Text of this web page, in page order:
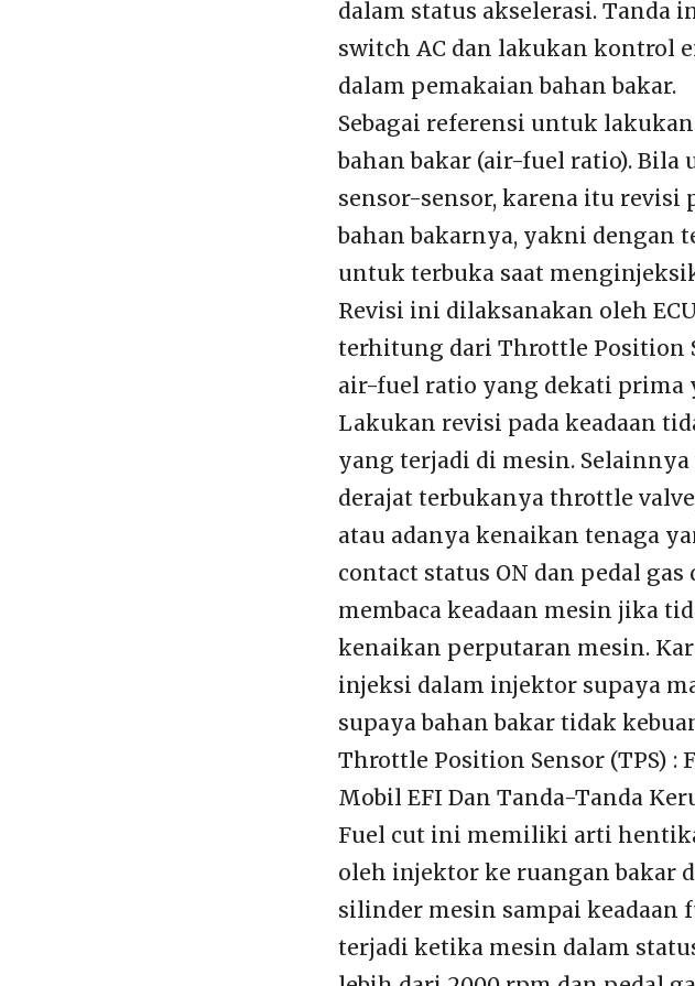
dalam status akselerasi. Tanda
switch AC dan lakukan kontrol
dalam pemakaian bahan bakar.
Sebagai referensi untuk
bahan bakar (air-fuel ratio). Bila
sensor-sensor, karena itu revisi
bahan bakarnya, yakni
untuk terbuka saat
Revisi ini dilaksanakan oleh
terhitung dari Throttle Position
air-fuel ratio yang dekati prima
Lakukan revisi pada keadaan
yang terjadi di mesin.
derajat terbukanya throttle
atau adanya kenaikan tenaga
contact status ON dan pedal
membaca keadaan mesin jika
kenaikan perputaran mesin.
injeksi dalam injektor supaya
supaya bahan bakar tidak
Throttle Position Sensor (TPS) :
Mobil EFI Dan Tanda-Tanda
Fuel cut ini memiliki arti
oleh injektor ke ruangan bakar
silinder mesin sampai
terjadi ketika mesin dalam